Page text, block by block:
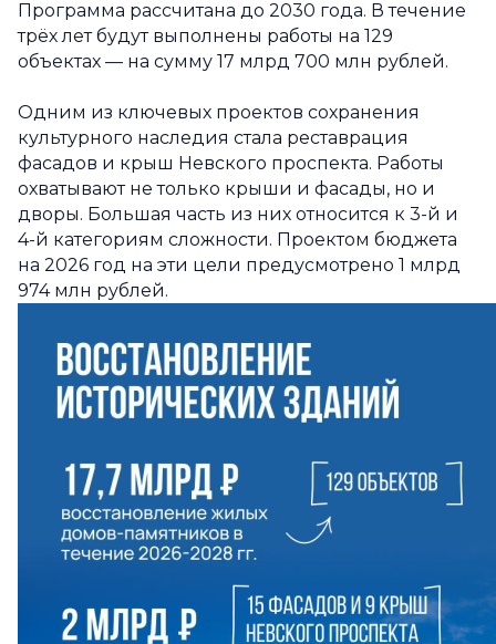
Программа рассчитана до 2030 года. В течение
трёх лет будут выполнены работы на 129
объектах — на сумму 17 млрд 700 млн рублей.
Одним из ключевых проектов сохранения
культурного наследия стала реставрация
фасадов и крыш Невского проспекта. Работы
охватывают не только крыши и фасады, но и
дворы. Большая часть из них относится к 3-й и
4-й категориям сложности. Проектом бюджета
на 2026 год на эти цели предусмотрено 1 млрд
974 млн рублей.